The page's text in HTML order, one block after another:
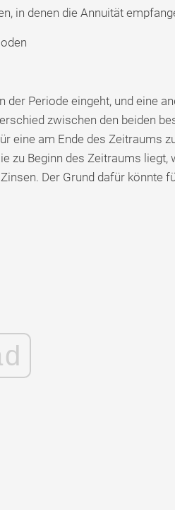
in denen die Annuität
der Periode eingeht, und eine
zwischen den beiden
eine am Ende des Zeitraums
zu Beginn des Zeitraums liegt,
Der Grund dafür könnte